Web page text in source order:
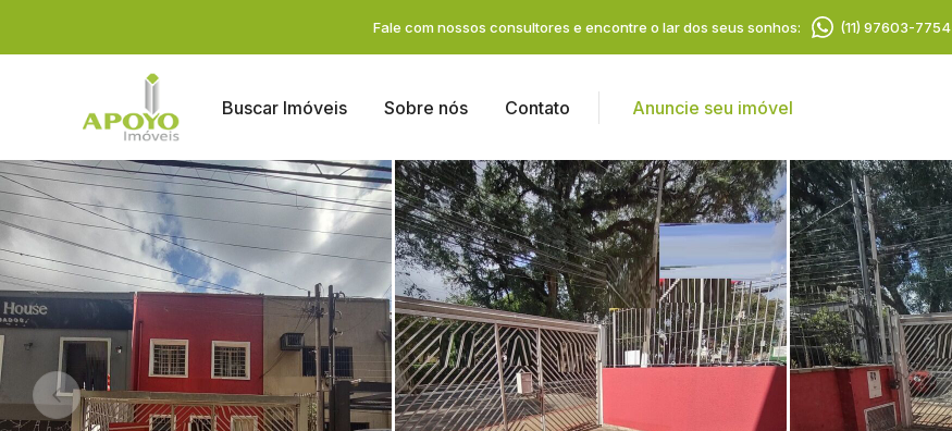
Fale com nossos consultores e encontre o lar dos seus sonhos: (11) 97603-7754
Buscar Imóveis Sobre nós Contato Anuncie seu imóvel